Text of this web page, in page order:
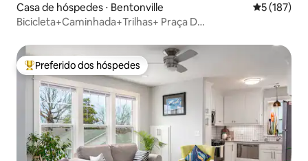
Casa de hóspedes ⋅ Bentonville 5 de uma
5 (187)
Bicicleta+Caminhada+Trilhas+ Praça D
Entre os melhores preferidos dos hóspedes
Preferido dos hóspedes